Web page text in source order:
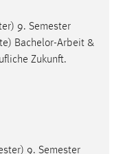
9. Semester
Bachelor-Arbeit &
Zukunft.
9. Semester